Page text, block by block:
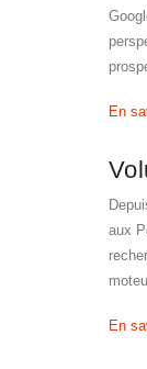
En
aux
En